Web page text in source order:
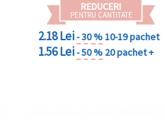
REDUCERI
PENTRU CANTITATE
2.18 Lei- 30 %10-19 pachet
1.56 Lei- 50 % 20 pachet +